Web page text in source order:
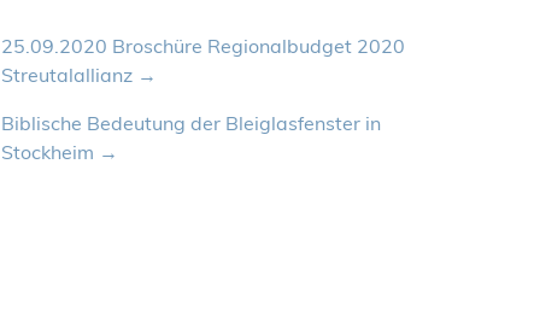
25.09.2020 Broschüre Regionalbudget 2020
Streutalallianz
Biblische Bedeutung der Bleiglasfenster in
Stockheim